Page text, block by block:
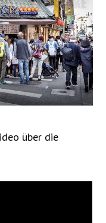
über die